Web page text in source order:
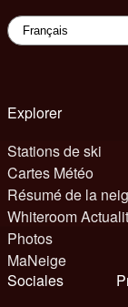
Explorer
Stations de ski
Cartes Météo
Résumé de la
Whiteroom
Photos
MaNeige
Sociales